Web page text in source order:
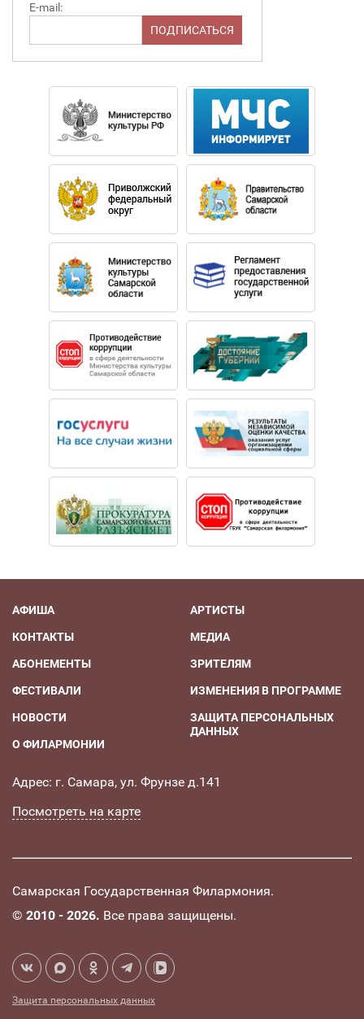
E-mail:
АФИША
КОНТАКТЫ
АБОНЕМЕНТЫ
ФЕСТИВАЛИ
НОВОСТИ
О ФИЛАРМОНИИ
АРТИСТЫ
МЕДИА
ЗРИТЕЛЯМ
ИЗМЕНЕНИЯ В ПРОГРАММЕ
ЗАЩИТА ПЕРСОНАЛЬНЫХ
ДАННЫХ
Адрес: г. Самара, ул. Фрунзе д.141
Посмотреть на карте
Самарская Государственная Филармония.
© 2010 - 2026. Все права защищены.
Защита персональных данных